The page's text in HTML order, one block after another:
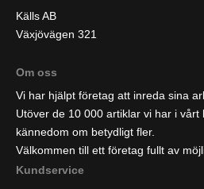
Källs AB
Växjövägen 321
Om oss
Vi har hjälpt företag att inreda sina
Utöver de 10 000 artiklar vi har i
kännedom om betydligt fler.
Välkommen till ett företag fullt av
Kundservice